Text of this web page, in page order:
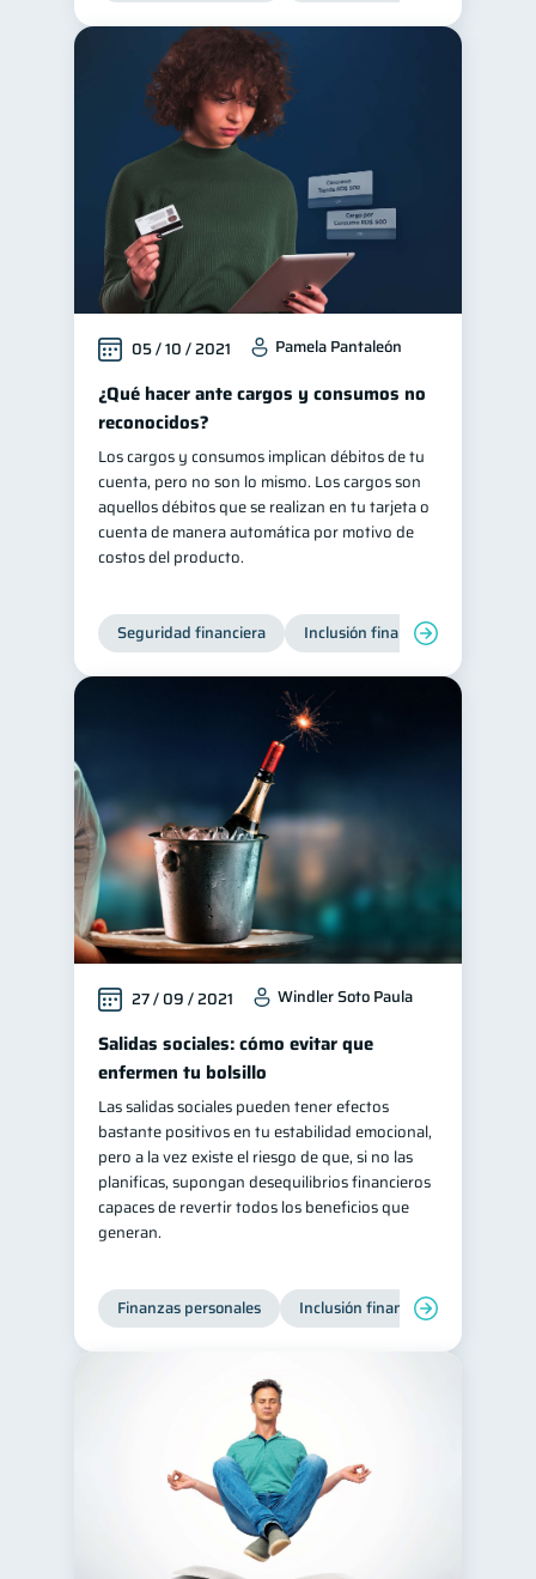
05 / 10 / 2021 Pamela Pantaleón
¿Qué hacer ante cargos y consumos no
reconocidos?
Los cargos y consumos implican débitos de tu
cuenta, pero no son lo mismo. Los cargos son
aquellos débitos que se realizan en tu tarjeta o
cuenta de manera automática por motivo de
costos del producto.
Seguridad financiera Inclusión financiera
27 / 09 / 2021 Windler Soto Paula
Salidas sociales: cómo evitar que
enfermen tu bolsillo
Las salidas sociales pueden tener efectos
bastante positivos en tu estabilidad emocional,
pero a la vez existe el riesgo de que, si no las
planificas, supongan desequilibrios financieros
capaces de revertir todos los beneficios que
generan.
Finanzas personales Inclusión financiera